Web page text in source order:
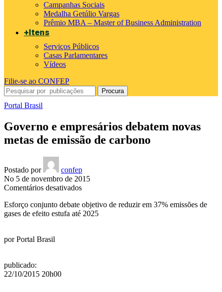
Campanhas Sociais
Medalha Getúlio Vargas
Prêmio MBA – Master of Business Administration
+Itens
Serviços Públicos
Casas Parlamentares
Vídeos
Filie-se ao CONFEP
Procura
Portal Brasil
Governo e empresários debatem novas
metas de emissão de carbono
Postado por
confep
No 5 de novembro de 2015
Comentários desativadosem
e
empresários
Esforço conjunto debate objetivo de reduzir em 37% emissões de
gases de efeito estufa até 2025
porPortal Brasil
publicado:
22/10/2015 20h00